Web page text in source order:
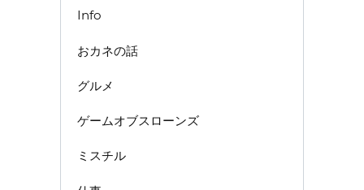
Info
おカネの話
グルメ
ゲームオブスローンズ
ミスチル